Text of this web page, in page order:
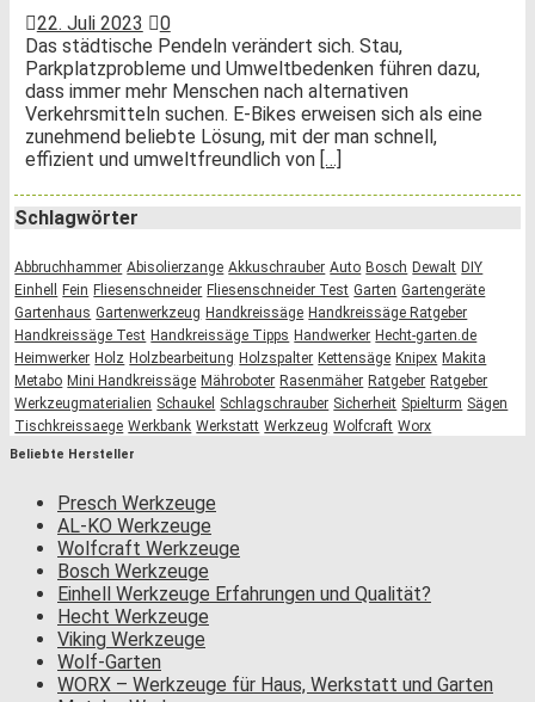
22. Juli 2023
0
Das städtische Pendeln verändert sich. Stau,
Parkplatzprobleme und Umweltbedenken führen dazu,
dass immer mehr Menschen nach alternativen
Verkehrsmitteln suchen. E-Bikes erweisen sich als eine
zunehmend beliebte Lösung, mit der man schnell,
effizient und umweltfreundlich von […]
Schlagwörter
Abbruchhammer Abisolierzange Akkuschrauber Auto Bosch Dewalt DIY
Einhell
Fein Fliesenschneider Fliesenschneider Test Garten Gartengeräte
Gartenhaus Gartenwerkzeug Handkreissäge Handkreissäge Ratgeber
Handkreissäge Test Handkreissäge Tipps Handwerker Hecht-garten.de
Heimwerker Holz Holzbearbeitung Holzspalter Kettensäge Knipex Makita
Metabo Mini Handkreissäge Mähroboter Rasenmäher Ratgeber Ratgeber
Werkzeugmaterialien Schaukel Schlagschrauber Sicherheit Spielturm Sägen
Tischkreissaege Werkbank Werkstatt Werkzeug Wolfcraft Worx
Beliebte Hersteller
Presch Werkzeuge
AL-KO Werkzeuge
Wolfcraft Werkzeuge
Bosch Werkzeuge
Einhell Werkzeuge Erfahrungen und Qualität?
Hecht Werkzeuge
Viking Werkzeuge
Wolf-Garten
WORX – Werkzeuge für Haus, Werkstatt und Garten